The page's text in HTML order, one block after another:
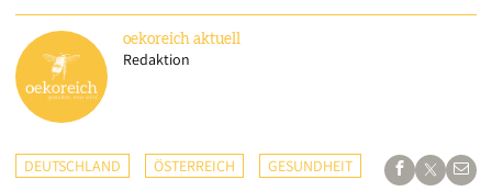
oekoreich aktuell
Redaktion
DEUTSCHLAND ÖSTERREICH GESUNDHEIT